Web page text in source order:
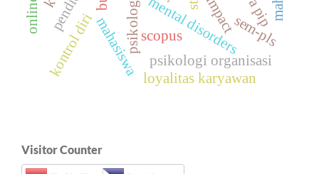
psikologi
mahasiswamental disorders
impact
psikologi organisasi
loyalitas karyawan
sem-pls
kontrol diri scopus
Visitor Counter